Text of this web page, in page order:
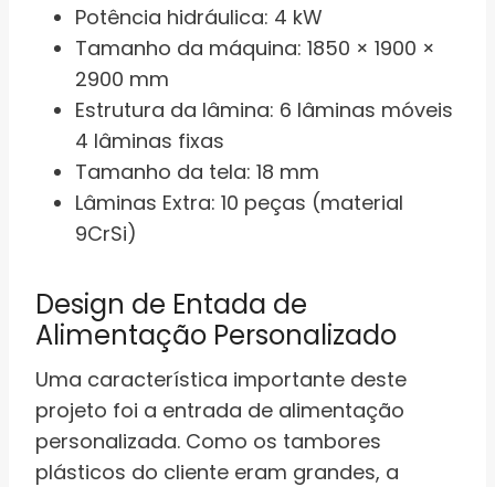
Potência hidráulica: 4 kW
Tamanho da máquina: 1850 × 1900 ×
2900 mm
Estrutura da lâmina: 6 lâminas móveis
4 lâminas fixas
Tamanho da tela: 18 mm
Lâminas Extra: 10 peças (material
9CrSi)
Design de Entada de
Alimentação Personalizado
Uma característica importante deste
projeto foi a entrada de alimentação
personalizada. Como os tambores
plásticos do cliente eram grandes, a